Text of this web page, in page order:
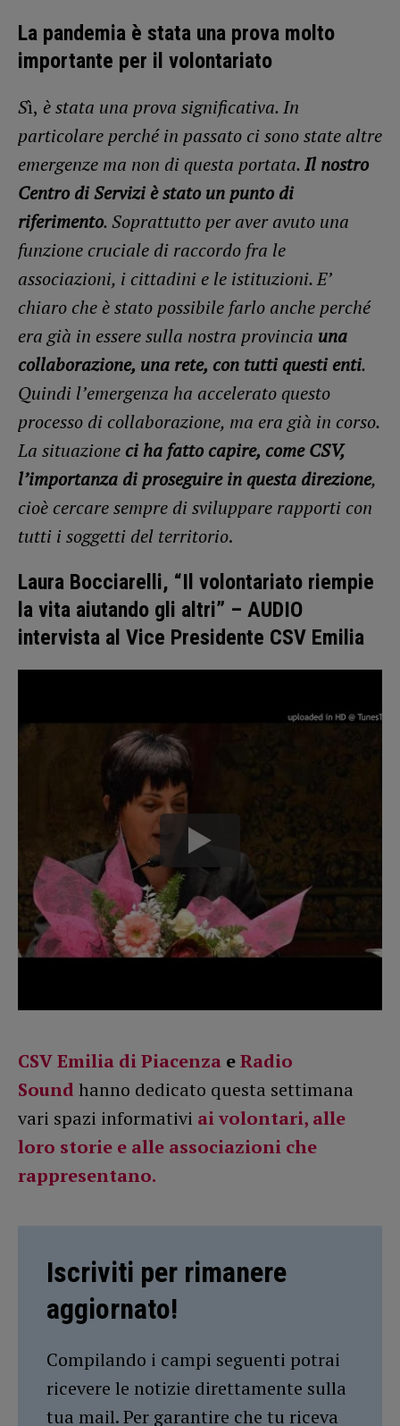
La pandemia è stata una prova molto
importante per il volontariato
Sì, è stata una prova significativa. In
particolare perché in passato ci sono state altre
emergenze ma non di questa portata.Il nostro
Centro di Servizi è stato un punto di
riferimento. Soprattutto per aver avuto una
funzione cruciale di raccordo fra le
associazioni, i cittadini e le istituzioni. E’
chiaro che è stato possibile farlo anche perché
era già in essere sulla nostra provincia una
collaborazione, una rete, con tutti questi enti.
Quindi l’emergenza ha accelerato questo
processo di collaborazione, ma era già in corso.
La situazione ci ha fatto capire, come CSV,
l’importanza di proseguire in questa direzione,
cioè cercare sempre di sviluppare rapporti con
tutti i soggetti del territorio.
Laura Bocciarelli, “Il volontariato riempie
la vita aiutando gli altri” – AUDIO
intervista al Vice Presidente CSV Emilia
CSV Emilia di Piacenza eRadio
Sound hanno dedicato questa settimana
vari spazi informativi ai volontari, alle
loro storie e alle associazioni che
rappresentano.
Iscriviti per rimanere
aggiornato!
Compilando i campi seguenti potrai
ricevere le notizie direttamente sulla
tua mail. Per garantire che tu riceva